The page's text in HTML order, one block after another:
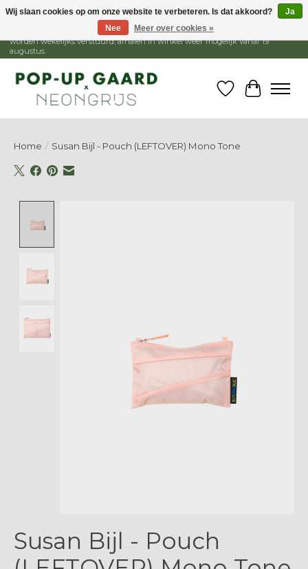
1 - 15 augustus is de winkel gesloten, webshop blijft open. Bestellingen
worden wekelijks verstuurd, afhalen in winkel weer mogelijk vanaf 19
augustus.
Verlanglijst
Home / Susan Bijl - Pouch (LEFTOVER) Mono Tone
Susan Bijl - Pouch
Wij slaan cookies op om onze website te verbeteren. Is dat akkoord?
Ja
Nee
Meer over cookies »